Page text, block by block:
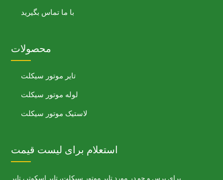
با ما تماس بگیرید
محصولات
تایر موتور سیکلت
لوله موتور سیکلت
لاستیک موتور سیکلت
استعلام برای لیست قیمت
برای پرس و جو در مورد تایر موتور سیکلت، تایر اسکوتر، تایر